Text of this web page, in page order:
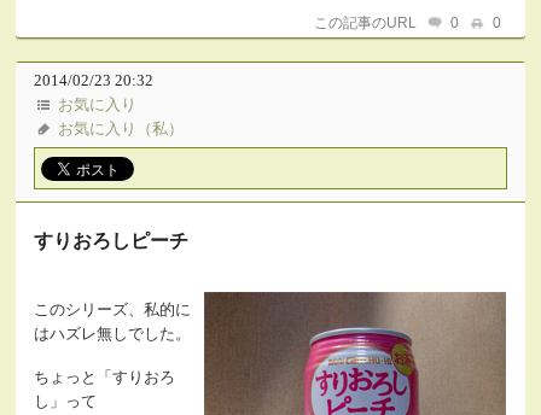
この記事のURL 0 0
2014/02/23 20:32
お気に入り
お気に入り（私）
すりおろしピーチ
このシリーズ、私的に
はハズレ無しでした。
ちょっと「すりおろ
し」って